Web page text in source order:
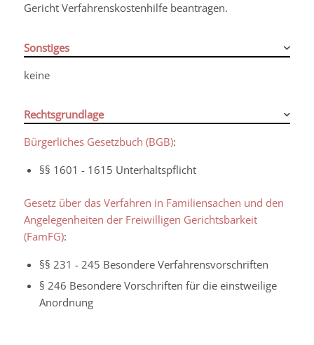
Gericht Verfahrenskostenhilfe beantragen.
Sonstiges
keine
Rechtsgrundlage
Bürgerliches Gesetzbuch (BGB):
§§ 1601 - 1615 Unterhaltspflicht
Gesetz über das Verfahren in Familiensachen und den
Angelegenheiten der Freiwilligen Gerichtsbarkeit
(FamFG):
§§ 231 - 245 Besondere Verfahrensvorschriften
§ 246 Besondere Vorschriften für die einstweilige
Anordnung